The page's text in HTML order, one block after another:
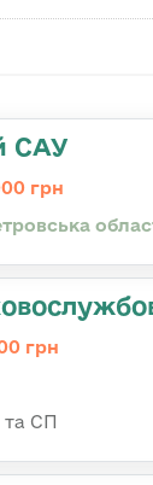
САУ
грн
грн
та СП